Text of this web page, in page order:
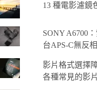
13 種電影濾鏡
SONY A6700
台APS-C無反
影片格式選擇
各種常見的影